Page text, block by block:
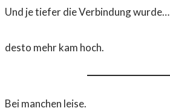
Und je tiefer die Verbindung wurde…
desto mehr kam hoch.
Bei manchen leise.